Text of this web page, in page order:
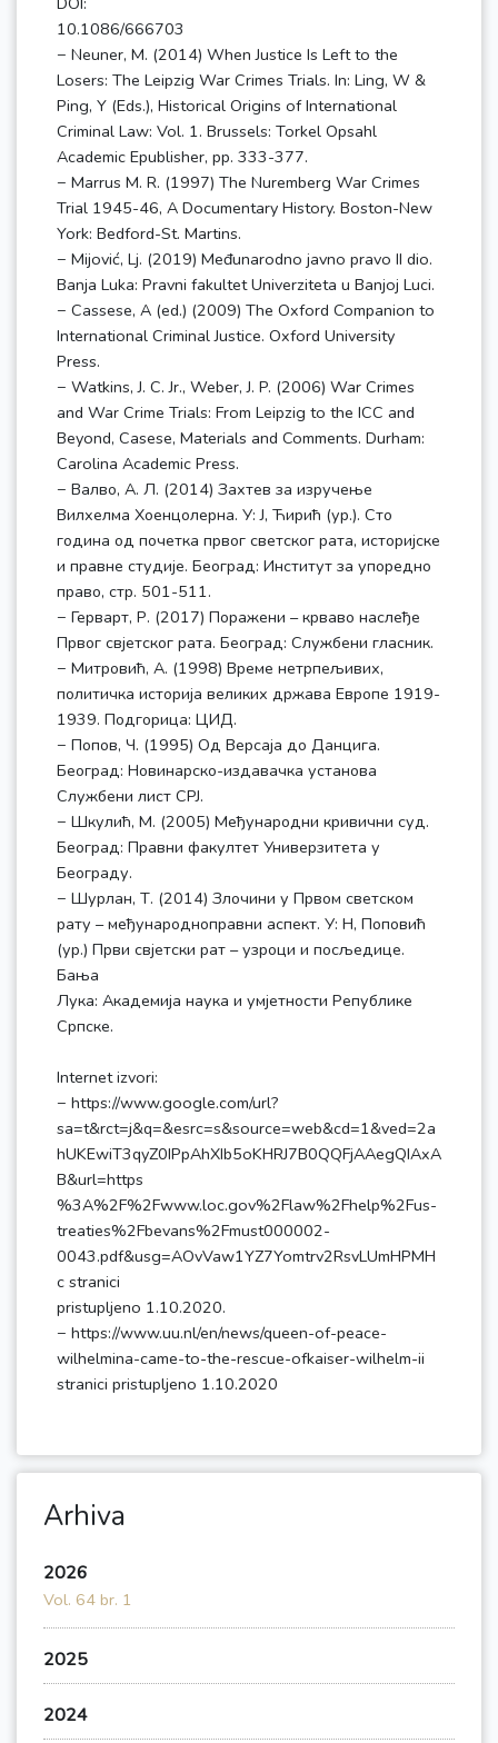
10.1086/666703
− Neuner, M. (2014) When Justice Is Left to the
Losers: The Leipzig War Crimes Trials. In: Ling, W &
Ping, Y (Eds.), Historical Origins of International
Criminal Law: Vol. 1. Brussels: Torkel Opsahl
Academic Epublisher, pp. 333-377.
− Marrus M. R. (1997) The Nuremberg War Crimes
Trial 1945-46, A Documentary History. Boston-New
York: Bedford-St. Martins.
− Mijović, Lj. (2019) Međunarodno javno pravo II dio.
Banja Luka: Pravni fakultet Univerziteta u Banjoj Luci.
− Cassese, A (ed.) (2009) The Oxford Companion to
International Criminal Justice. Oxford University
Press.
− Watkins, J. C. Jr., Weber, J. P. (2006) War Crimes
and War Crime Trials: From Leipzig to the ICC and
Beyond, Casese, Materials and Comments. Durham:
Carolina Academic Press.
− Валво, А. Л. (2014) Захтев за изручење
Вилхелма Хоенцолерна. У: Ј, Ћирић (ур.). Сто
година од почетка првог светског рата, историјске
и правне студије. Београд: Институт за упоредно
право, стр. 501-511.
− Герварт, Р. (2017) Поражени – крваво наслеђе
Првог свјетског рата. Београд: Службени гласник.
− Митровић, А. (1998) Време нетрпељивих,
политичка историја великих држава Европе 1919-
1939. Подгорица: ЦИД.
− Попов, Ч. (1995) Од Версаја до Данцига.
Београд: Новинарско-издавачка установа
Службени лист СРЈ.
− Шкулић, М. (2005) Међународни кривични суд.
Београд: Правни факултет Универзитета у
Београду.
− Шурлан, Т. (2014) Злочини у Првом светском
рату – међународноправни аспект. У: Н, Поповић
(ур.) Први свјетски рат – узроци и посљедице.
Бања
Лука: Академија наука и умјетности Републике
Српске.
Internet izvori:
− https://www.google.com/url?
sa=t&rct=j&q=&esrc=s&source=web&cd=1&ved=2a
hUKEwiT3qyZ0IPpAhXIb5oKHRJ7B0QQFjAAegQIAxA
B&url=https
%3A%2F%2Fwww.loc.gov%2Flaw%2Fhelp%2Fus-
treaties%2Fbevans%2Fmust000002-
0043.pdf&usg=AOvVaw1YZ7Yomtrv2RsvLUmHPMH
c stranici
pristupljeno 1.10.2020.
− https://www.uu.nl/en/news/queen-of-peace-
wilhelmina-came-to-the-rescue-ofkaiser-wilhelm-ii
Arhiva
2026
Vol. 64 br. 1
2025
2024